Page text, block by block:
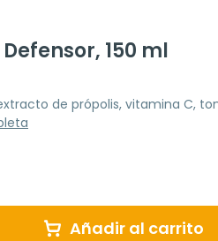
150 ml
de própolis, vitamina C,
Añadir al carrito